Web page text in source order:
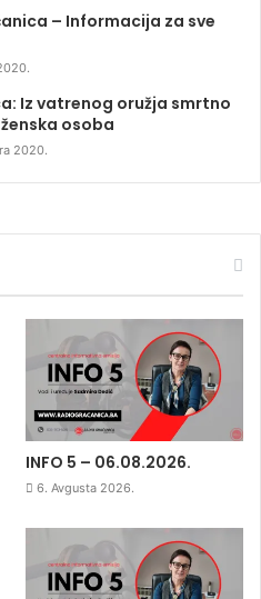
– Informacija za sve
Iz vatrenog oružja smrtno
osoba
2020.
INFO 5 – 06.08.2026.
6. Avgusta 2026.